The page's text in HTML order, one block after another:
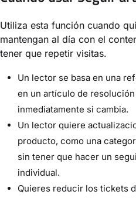
Utiliza esta función cuando
mantengan al día con el
tener que repetir visitas.
Un lector se basa en una
en un artículo de
inmediatamente si cambia.
Un lector quiere
producto, como una
sin tener que hacer un
individual.
Quieres reducir los tickets